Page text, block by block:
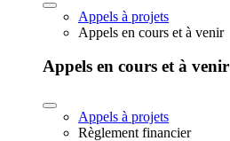
Appels à projets
Appels en cours et à venir
Appels en cours et à venir
Appels à projets
Règlement financier